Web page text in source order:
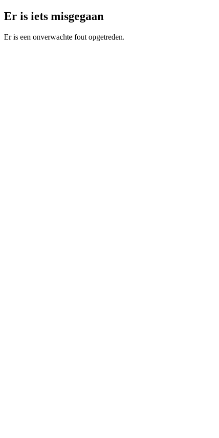
Er is iets misgegaan
Er is een onverwachte fout opgetreden.